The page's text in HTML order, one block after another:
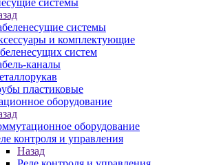
системы
системы
и комплектующие
систем
каналы
пластиковые
оборудование
оборудование
контроля и управления
Назад